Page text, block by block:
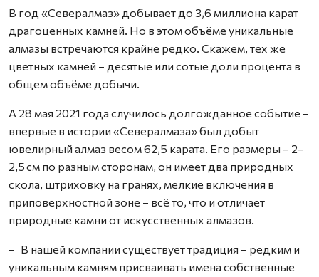
В год «Севералмаз» добывает до 3,6 миллиона карат
драгоценных камней. Но в этом объёме уникальные
алмазы встречаются крайне редко. Скажем, тех же
цветных камней – десятые или сотые доли процента в
общем объёме добычи.
А 28 мая 2021 года случилось долгожданное событие –
впервые в истории «Севералмаза» был добыт
ювелирный алмаз весом 62,5 карата. Его размеры – 2–
2,5 см по разным сторонам, он имеет два природных
скола, штриховку на гранях, мелкие включения в
приповерхностной зоне – всё то, что и отличает
природные камни от искусственных алмазов.
– В нашей компании существует традиция – редким и
уникальным камням присваивать имена собственные